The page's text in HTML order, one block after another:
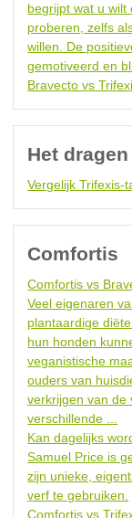
begrijpt wat u
proberen, zelfs
willen. De
gemotiveerd en
Bravecto vs
Het
Vergelijk Trifexis-
Comfortis
Comfortis vs
Veel eigenaren
plantaardige
hun honden
veganistische
ouders van
verkrijgen van de
verschillende ...
Kan dagelijks
Samuel Price is
zijn unieke,
verf te gebruiken.
Comfortis vs